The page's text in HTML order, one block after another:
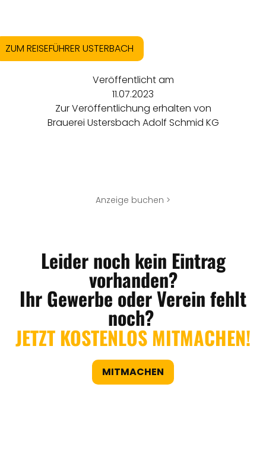
ZUM REISEFÜHRER USTERBACH
Veröffentlicht am
11.07.2023
Zur Veröffentlichung erhalten von
Brauerei Ustersbach Adolf Schmid KG
Anzeige buchen >
Leider noch kein Eintrag
vorhanden?
Ihr Gewerbe oder Verein fehlt
noch?
JETZT KOSTENLOS MITMACHEN!
MITMACHEN